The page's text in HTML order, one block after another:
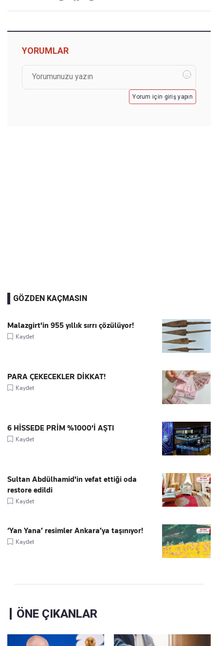
YORUMLAR
Yorum için giriş yapın
GÖZDEN KAÇMASIN
Malazgirt'in 955 yıllık sırrı çözülüyor!
Kaydet
PARA ÇEKECEKLER DİKKAT!
Kaydet
6 HİSSEDE PRİM %1000'İ AŞTI
Kaydet
Sultan Abdülhamid'in vefat ettiği oda
restore edildi
Kaydet
‘Yan Yana’ resimler Ankara’ya taşınıyor!
Kaydet
ÖNE ÇIKANLAR